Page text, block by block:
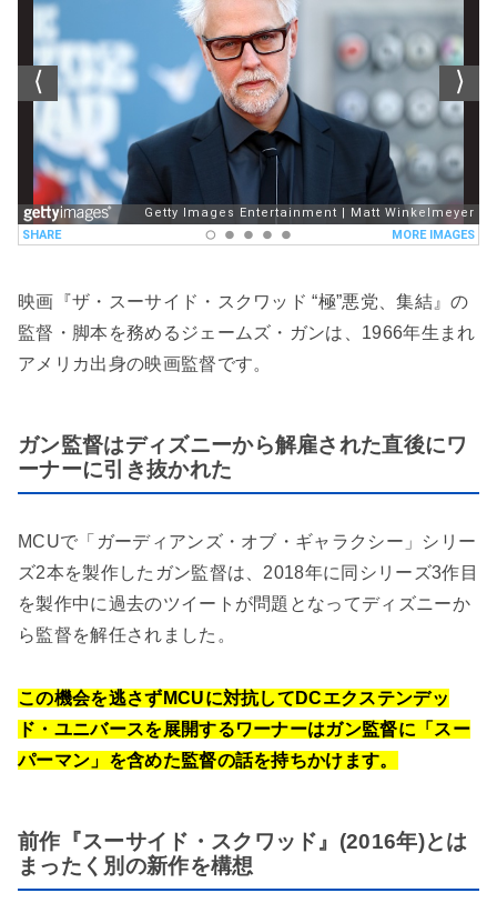
映画『ザ・スーサイド・スクワッド “極”悪党、集結』の
監督・脚本を務めるジェームズ・ガンは、1966年生まれ
アメリカ出身の映画監督です。
ガン監督はディズニーから解雇された直後にワ
ーナーに引き抜かれた
MCUで「ガーディアンズ・オブ・ギャラクシー」シリー
ズ2本を製作したガン監督は、2018年に同シリーズ3作目
を製作中に過去のツイートが問題となってディズニーか
ら監督を解任されました。
この機会を逃さずMCUに対抗してDCエクステンデッ
ド・ユニバースを展開するワーナーはガン監督に「スー
パーマン」を含めた監督の話を持ちかけます。
前作『スーサイド・スクワッド』(2016年)とは
まったく別の新作を構想